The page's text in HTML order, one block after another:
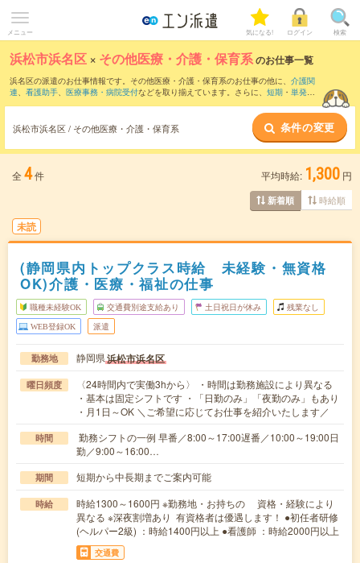
メニュー 気になる! ログイン 検索
浜松市浜名区 × その他医療・介護・保育系のお仕事一覧
浜名区の派遣のお仕事情報です。その他医療・介護・保育系のお仕事の他に、 介護関
連、 看護助手、 医療事務・病院受付などを取り揃えています。さらに、 短期 ・ 単発な
浜松市浜名区 / その他医療・介護・保育系 条件の変更
全 4件 平均時給: 1,300 円
新着順 時給順
未読
(静岡県内トップクラス時給 未経験・無資格
OK)介護・医療・福祉の仕事
職種未経験OK 交通費別途支給あり 土日祝日が休み 残業なし
WEB登録OK 派遣
勤務地 静岡県浜松市浜名区
曜日頻度
〈24時間内で実働3hから〉 ・時間は勤務施設により異なる
・基本は固定シフトです ・「日勤のみ」「夜勤のみ」もあり
・月1日～OK ＼ご希望に応じてお仕事を紹介いたします／
時間
勤務シフトの一例 早番／8:00～17:00遅番／10:00～19:00日
勤／9:00～16:00…
期間 短期から中長期までご案内可能
時給
時給1300～1600円 ※勤務地・お持ちの 資格・経験により
異なる ※深夜割増あり 有資格者は優遇します！ ●初任者研修
(ヘルパー2級) ：時給1400円以上 ●看護師 ：時給2000円以上
交通費